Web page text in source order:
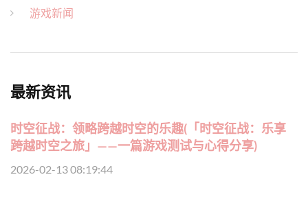
游戏新闻
最新资讯
时空征战：领略跨越时空的乐趣(「时空征战：乐享
跨越时空之旅」——一篇游戏测试与心得分享)
2026-02-13 08:19:44